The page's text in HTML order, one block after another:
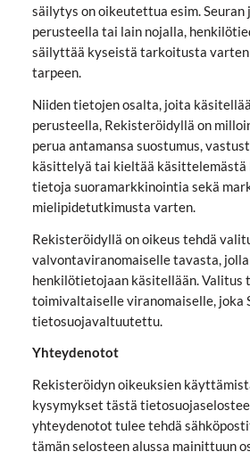
säilytys on oikeutettua esim. Seuran
perusteella tai lain nojalla,
säilyttää kyseistä tarkoitusta varten
tarpeen.
Niiden tietojen osalta, joita
perusteella, Rekisteröidyllä on
perua antamansa suostumus,
käsittelyä tai kieltää käsittelemästä
tietoja suoramarkkinointia sekä
mielipidetutkimusta varten.
Rekisteröidyllä on oikeus tehdä
valvontaviranomaiselle tavasta, jolla
henkilötietojaan käsitellään. Valitus
toimivaltaiselle viranomaiselle, joka
tietosuojavaltuutettu.
Yhteydenotot
Rekisteröidyn oikeuksien
kysymykset tästä
yhteydenotot tulee tehdä
tämän selosteen alussa mainittuun